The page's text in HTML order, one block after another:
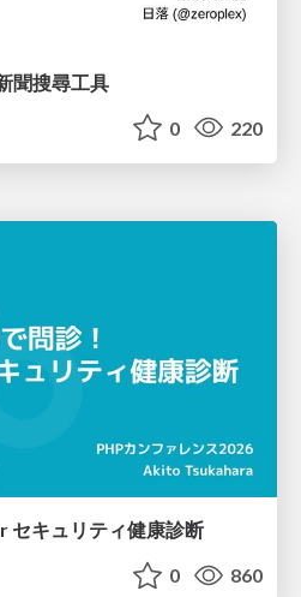
聞搜尋工具
0 220
セキュリティ健康診断
0 860